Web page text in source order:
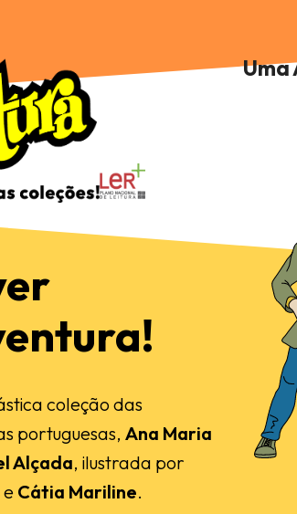
Uma
coleção das
portuguesas, Ana Maria
Alçada, ilustrada por
e Cátia Mariline.